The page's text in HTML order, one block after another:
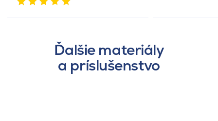
Ďalšie materiály
a príslušenstvo